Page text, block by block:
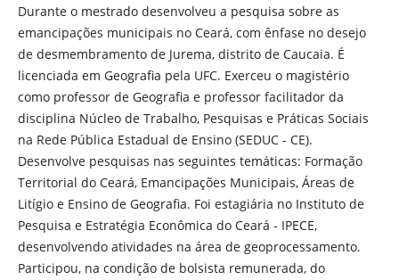
Durante o mestrado desenvolveu a pesquisa sobre as
emancipações municipais no Ceará, com ênfase no desejo
de desmembramento de Jurema, distrito de Caucaia. É
licenciada em Geografia pela UFC. Exerceu o magistério
como professor de Geografia e professor facilitador da
disciplina Núcleo de Trabalho, Pesquisas e Práticas Sociais
na Rede Pública Estadual de Ensino (SEDUC - CE).
Desenvolve pesquisas nas seguintes temáticas: Formação
Territorial do Ceará, Emancipações Municipais, Áreas de
Litígio e Ensino de Geografia. Foi estagiária no Instituto de
Pesquisa e Estratégia Econômica do Ceará - IPECE,
desenvolvendo atividades na área de geoprocessamento.
Participou, na condição de bolsista remunerada, do